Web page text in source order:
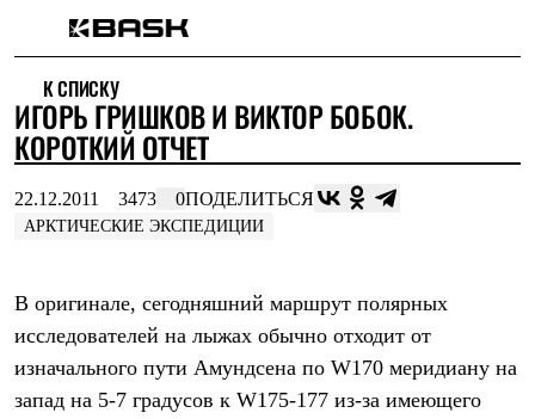
Интернет-магазин
Мужская одежда
Утепленная пухом
Куртки
Жилеты
Комбинезоны
Брюки
Штормовая одежда
Куртки
Брюки
Софтшелл одежда
Куртки
К СПИСКУ
ИГОРЬ ГРИШКОВ И ВИКТОР БОБОК.
КОРОТКИЙ ОТЧЕТ
22.12.2011 3473 0ПОДЕЛИТЬСЯ
АРКТИЧЕСКИЕ ЭКСПЕДИЦИИ
В оригинале, сегодняшний маршрут полярных
исследователей на лыжах обычно отходит от
изначального пути Амундсена по W170 меридиану на
запад на 5-7 градусов к W175-177 из-за имеющего